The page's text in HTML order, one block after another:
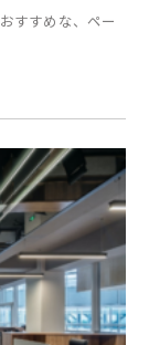
すすめな、ペー